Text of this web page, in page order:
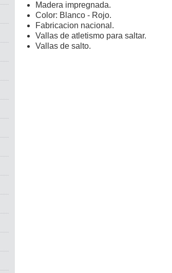
Madera impregnada.
Color: Blanco - Rojo.
Fabricacion nacional.
Vallas de atletismo para saltar.
Vallas de salto.